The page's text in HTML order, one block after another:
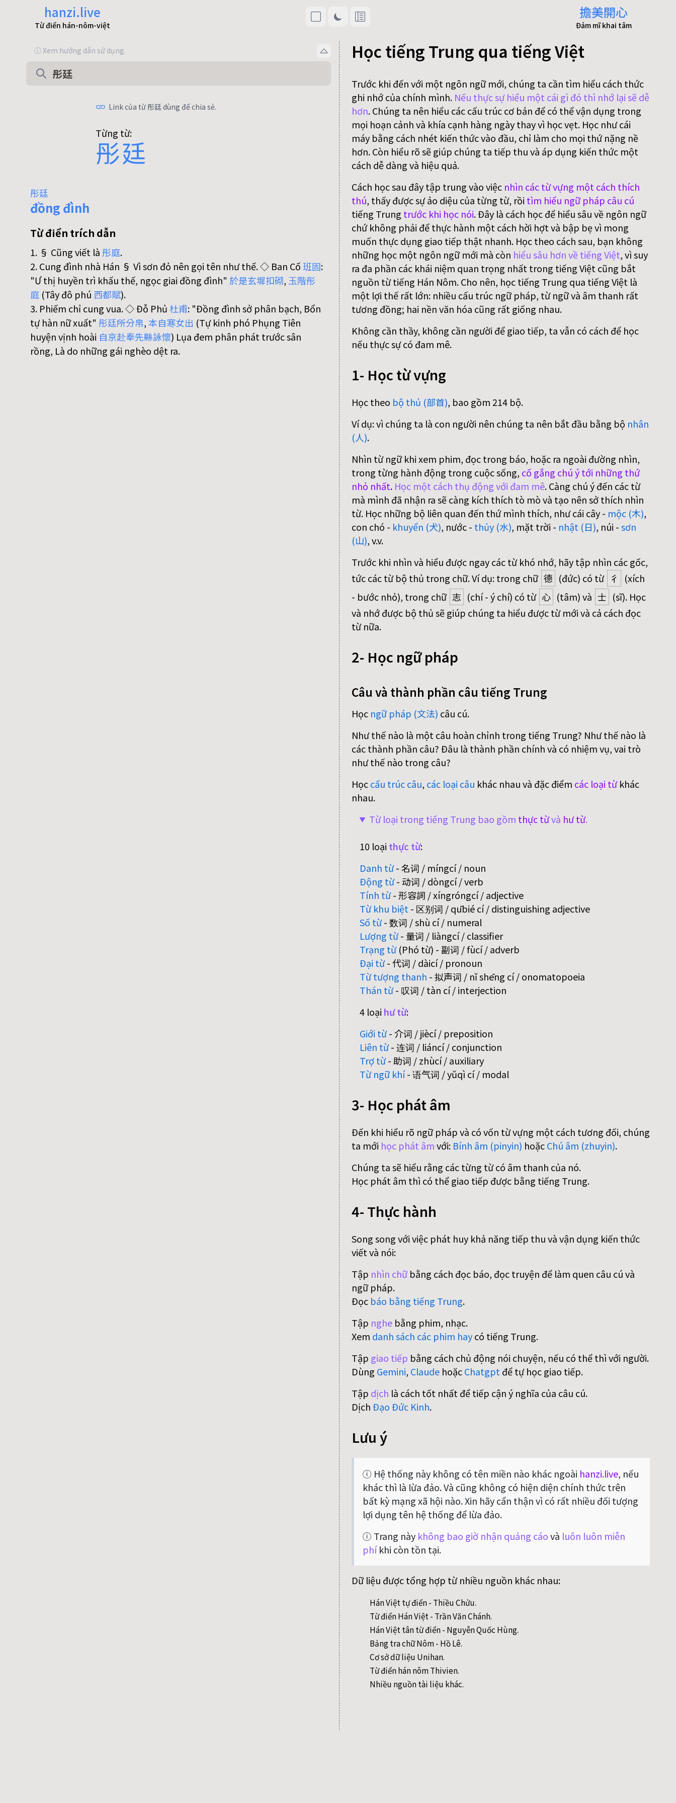
hanzi.live
Từ điển hán-nôm-việt
擔美開心
Đảm mĩ khai tâm
ⓘ Xem hướng dẫn sử dụng.
Link của từ 彤廷 dùng để chia sẻ.
Từng từ:
彤廷
彤廷
đồng đình
Từ điển trích dẫn
1. § Cũng viết là彤庭.
2. Cung đình nhà Hán § Vì sơn đỏ nên gọi tên như thế. ◇ Ban Cố班固:
"Ư thị huyền trì khấu thế, ngọc giai đồng đình" 於是玄墀扣砌, 玉階彤
庭 (Tây đô phú 西都賦).
3. Phiếm chỉ cung vua. ◇ Đỗ Phủ杜甫: "Đồng đình sở phân bạch, Bổn
tự hàn nữ xuất" 彤廷所分帛,本自寒女出 (Tự kinh phó Phụng Tiên
huyện vịnh hoài 自京赴奉先縣詠懷) Lụa đem phân phát trước sân
rồng, Là do những gái nghèo dệt ra.
Học tiếng Trung qua tiếng Việt
Trước khi đến với một ngôn ngữ mới, chúng ta cần tìm hiểu cách thức
ghi nhớ của chính mình. Nếu thực sự hiểu một cái gì đó thì nhớ lại sẽ dễ
hơn. Chúng ta nên hiểu các cấu trúc cơ bản để có thể vận dụng trong
mọi hoạn cảnh và khía cạnh hàng ngày thay vì học vẹt. Học như cái
máy bằng cách nhét kiến thức vào đầu, chỉ làm cho mọi thứ nặng nề
hơn. Còn hiểu rõ sẽ giúp chúng ta tiếp thu và áp dụng kiến thức một
cách dễ dàng và hiệu quả.
Cách học sau đây tập trung vào việc nhìn các từ vựng một cách thích
thú, thấy được sự ảo diệu của từng từ, rồi tìm hiểu ngữ pháp câu cú
tiếng Trung trước khi học nói. Đây là cách học để hiểu sâu về ngôn ngữ
chứ không phải để thực hành một cách hời hợt và bập bẹ vì mong
muốn thực dụng giao tiếp thật nhanh. Học theo cách sau, bạn không
những học một ngôn ngữ mới mà còn hiểu sâu hơn về tiếng Việt, vì suy
ra đa phần các khái niệm quan trọng nhất trong tiếng Việt cũng bắt
nguồn từ tiếng Hán Nôm. Cho nên, học tiếng Trung qua tiếng Việt là
một lợi thế rất lớn: nhiều cấu trúc ngữ pháp, từ ngữ và âm thanh rất
tương đồng; hai nền văn hóa cũng rất giống nhau.
Không cần thầy, không cần người để giao tiếp, ta vẫn có cách để học
nếu thực sự có đam mê.
1- Học từ vựng
Học theo bộ thủ (部首), bao gồm 214 bộ.
Ví dụ: vì chúng ta là con người nên chúng ta nên bắt đầu bằng bộ nhân
(人).
Nhìn từ ngữ khi xem phim, đọc trong báo, hoặc ra ngoài đường nhìn,
trong từng hành động trong cuộc sống, cố gắng chú ý tới những thứ
nhỏ nhất. Học một cách thụ động với đam mê. Càng chú ý đến các từ
mà mình đã nhận ra sẽ càng kích thích tò mò và tạo nên sở thích nhìn
từ. Học những bộ liên quan đến thứ mình thích, như cái cây - mộc (木),
con chó - khuyển (犬), nước - thủy (水), mặt trời - nhật (日), núi -sơn
(山), v.v.
Trước khi nhìn và hiểu được ngay các từ khó nhớ, hãy tập nhìn các gốc,
tức các từ bộ thủ trong chữ. Ví dụ: trong chữ 德 (đức) có từ 彳
(xích
- bước nhỏ), trong chữ 志 (chí - ý chí) có từ 心 (tâm) và 士 (sĩ). Học
và nhớ được bộ thủ sẽ giúp chúng ta hiểu được từ mới và cả cách đọc
từ nữa.
2- Học ngữ pháp
Câu và thành phần câu tiếng Trung
Học ngữ pháp (文法) câu cú.
Như thế nào là một câu hoàn chỉnh trong tiếng Trung? Như thế nào là
các thành phần câu? Đâu là thành phần chính và có nhiệm vụ, vai trò
như thế nào trong câu?
Họccấu trúc câu, các loại câu khác nhau và đặc điểm các loại từkhác
nhau.
Từ loại trong tiếng Trung bao gồm thực từvà hư từ.
10 loại thực từ:
Danh từ- 名词 / míngcí / noun
Động từ- 动词 / dòngcí / verb
Tính từ- 形容詞 / xíngróngcí / adjective
Từ khu biệt - 区别词 / qūbié cí / distinguishing adjective
Số từ- 数词 / shù cí / numeral
Lượng từ- 量词 / liàngcí / classifier
Trạng từ(Phó từ) - 副词 / fùcí / adverb
Đại từ- 代词 / dàicí / pronoun
Từ tượng thanh - 拟声词 / nǐ shēng cí / onomatopoeia
Thán từ- 叹词 / tàn cí / interjection
4 loại hư từ:
Giới từ- 介词 / jiècí / preposition
Liên từ- 连词 / liáncí / conjunction
Trợ từ- 助词 / zhùcí / auxiliary
Từ ngữ khí- 语气词 / yǔqì cí / modal
3- Học phát âm
Đến khi hiểu rõ ngữ pháp và có vốn từ vựng một cách tương đối, chúng
ta mới học phát âmvới: Bính âm (pinyin) hoặcChú âm (zhuyin).
Chúng ta sẽ hiểu rằng các từng từ có âm thanh của nó.
Học phát âm thì có thể giao tiếp được bằng tiếng Trung.
4- Thực hành
Song song với việc phát huy khả năng tiếp thu và vận dụng kiến thức
viết và nói:
Tập nhìn chữbằng cách đọc báo, đọc truyện để làm quen câu cú và
ngữ pháp.
Đọc báo bằng tiếng Trung.
Tập nghebằng phim, nhạc.
Xem danh sách các phim haycó tiếng Trung.
Tập giao tiếp bằng cách chủ động nói chuyện, nếu có thể thì với người.
Dùng Gemini, ClaudehoặcChatgpt để tự học giao tiếp.
Tập dịch là cách tốt nhất để tiếp cận ý nghĩa của câu cú.
DịchĐạo Đức Kinh.
Lưu ý
ⓘ Hệ thống này không có tên miền nào khác ngoài hanzi.live, nếu
khác thì là lừa đảo. Và cũng không có hiện diện chính thức trên
bất kỳ mạng xã hội nào. Xin hãy cẩn thận vì có rất nhiều đối tượng
lợi dụng tên hệ thống để lừa đảo.
ⓘ Trang này không bao giờ nhận quảng cáovà luôn luôn miễn
phíkhi còn tồn tại.
Dữ liệu được tổng hợp từ nhiều nguồn khác nhau:
Hán Việt tự điển - Thiều Chửu.
Từ điển Hán Việt - Trần Văn Chánh.
Hán Việt tân từ điển - Nguyễn Quốc Hùng.
Bảng tra chữ Nôm - Hồ Lê.
Cơ sở dữ liệu Unihan.
Từ điển hán nôm Thivien.
Nhiều nguồn tài liệu khác.